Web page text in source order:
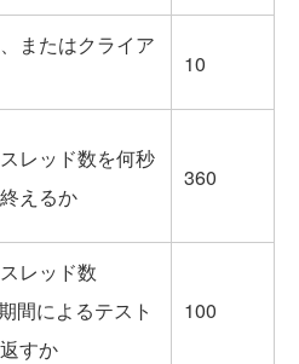
またはクライア
10
レッド数を何秒
えるか
360
レッド数
間によるテスト
すか
100